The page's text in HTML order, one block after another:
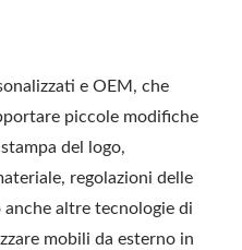
e OEM, che
piccole modifiche
del logo,
regolazioni delle
altre tecnologie di
mobili da esterno in